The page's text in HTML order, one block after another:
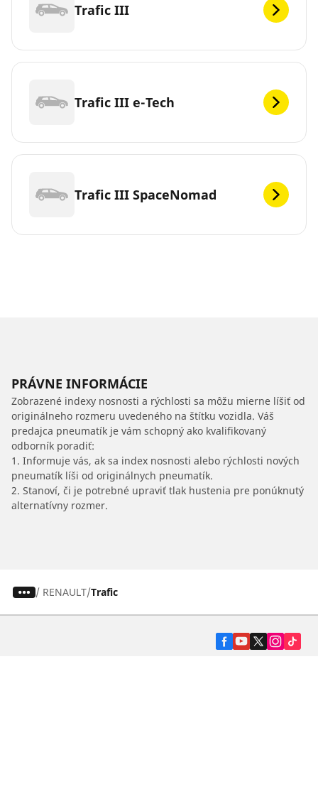
Trafic III
Trafic III e-Tech
Trafic III SpaceNomad
PRÁVNE INFORMÁCIE
Zobrazené indexy nosnosti a rýchlosti sa môžu mierne líšiť od
originálneho rozmeru uvedeného na štítku vozidla. Váš
predajca pneumatík je vám schopný ako kvalifikovaný
odborník poradiť:
1. Informuje vás, ak sa index nosnosti alebo rýchlosti nových
pneumatík líši od originálnych pneumatík.
2. Stanoví, či je potrebné upraviť tlak hustenia pre ponúknutý
alternatívny rozmer.
/ RENAULT Trafic